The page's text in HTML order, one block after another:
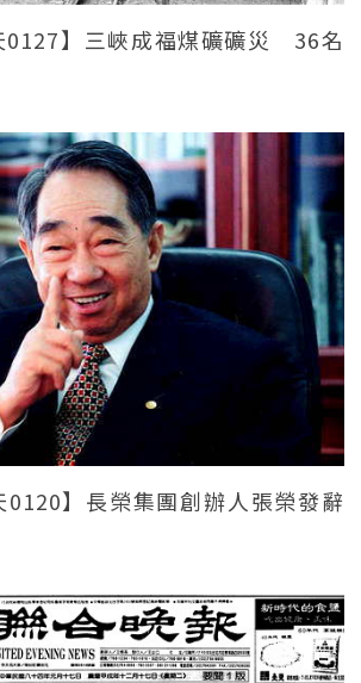
0127】三峽成福煤礦礦災 36名
0120】長榮集團創辦人張榮發辭